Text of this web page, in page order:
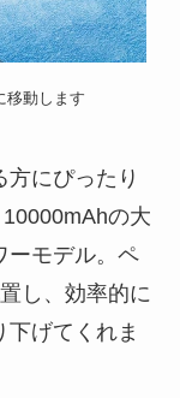
移動します
にぴったり
の大
ーモデル。ペ
し、効率的に
げてくれま